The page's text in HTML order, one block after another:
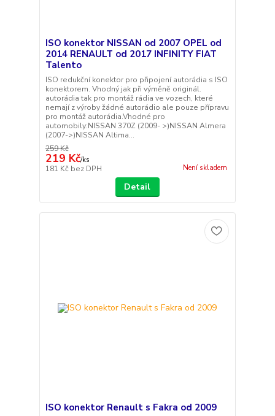
ISO konektor NISSAN od 2007 OPEL od
2014 RENAULT od 2017 INFINITY FIAT
Talento
ISO redukční konektor pro připojení autorádia s ISO
konektorem. Vhodný jak při výměně originál.
autorádia tak pro montáž rádia ve vozech, které
nemají z výroby žádné autorádio ale pouze přípravu
pro montáž autorádia.Vhodné pro
automobily:NISSAN 370Z (2009- >)NISSAN Almera
(2007->)NISSAN Altima...
259 Kč
219 Kč/ks
181 Kč bez DPH Není skladem
Detail
ISO konektor Renault s Fakra od 2009